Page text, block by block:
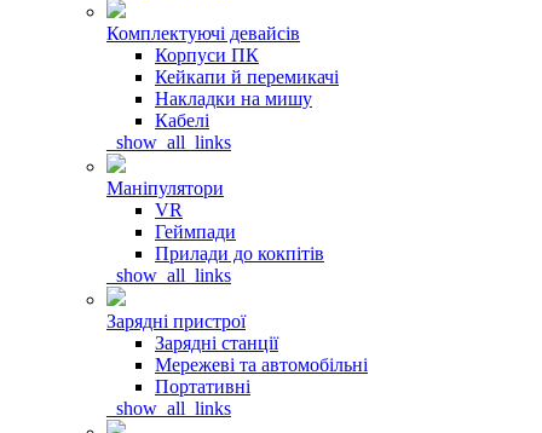
Комплектуючі девайсів
Корпуси ПК
Кейкапи й перемикачі
Накладки на мишу
Кабелі
_show_all_links
Маніпулятори
VR
Геймпади
Прилади до кокпітів
_show_all_links
Зарядні пристрої
Зарядні станції
Мережеві та автомобільні
Портативні
_show_all_links